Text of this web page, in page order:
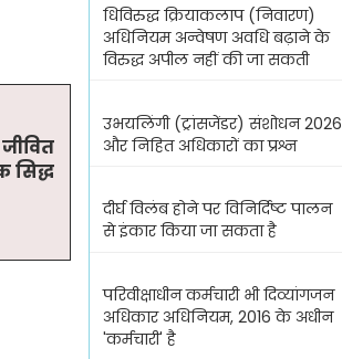
सिद्ध
धिविरुद्ध क्रियाकलाप (निवारण)
अधिनियम अन्वेषण अवधि बढ़ाने के
विरुद्ध अपील नहीं की जा सकती
उभयलिंगी (ट्रांसजेंडर) संशोधन 2026
और निहित अधिकारों का प्रश्न
दीर्घ विलंब होने पर विनिर्दिष्ट पालन
से इंकार किया जा सकता है
परिवीक्षाधीन कर्मचारी भी दिव्यांगजन
अधिकार अधिनियम, 2016 के अधीन
'कर्मचारी' है